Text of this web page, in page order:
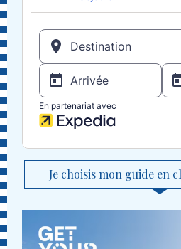
Je choisis mon guide en